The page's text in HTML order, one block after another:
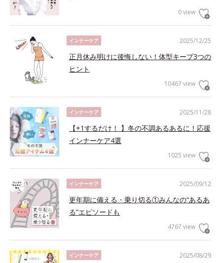
0 view
2025/12/25
インナーケア
正月休み明けに後悔しない！体型キープ3つの
ヒント
10467 view
2025/11/28
インナーケア
【+1するだけ！ 】冬の不調あるあるに！応援
インナーケア4選
1025 view
2025/09/12
インナーケア
更年期に備える・乗り切る①みんなの“あるあ
る”エピソードも
4767 view
2025/08/29
インナーケア